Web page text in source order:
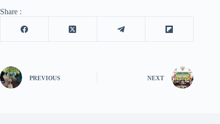
Share :
PREVIOUS NEXT